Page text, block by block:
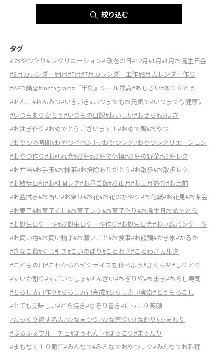
絞り込む
タグ
# おやつ作り# レクリエーション# 敬老の日#12月#1月#1月お誕生日会
#3月カレンダー#4月#7月#7月カレンダー工作#9月カレンダー作り
#AED講習#Instagram#『半額』シール最高#あじさい#ありがとう
#あんこ#あんみつ#いきいき#いつまでもお元気で#いつまでも健康に
#いつもありがとう#いつもの日課#おいしい#おせち#おはぎ
#おはぎ作り#おめでとうございます！ #おめで鯛#おやつ
#おやつの時間#おやつイベント#おやつレク#おやつレクリエーション
#おやつ作り#お別れ会#お庭#お庭で体操#お庭の野菜#お庭レク
#お弁当#お手玉#お抹茶#お掃除ありがとう#お散歩#お散歩レク
#お散歩日和#お料理レク#お昼ご飯#お正月#お正月遊び#お点前
#お盆拭き#お祝い#お祭り#お花#お花の水やり#お花紙#お花見#お茶会
#お菓子#お菓子くじ#お菓子レク#お菓子作り#お誕生日おめでとう
#お誕生日ケーキ#お誕生日ケーキ作り#お誕生日会#お豆腐パンケーキ
#お買い物#お買い物♪#お願いごと#お食事#お饅頭#かき氷#かるた
#きなこ飴#くじ引き#こいのぼり#ことわざ#ことわざカルタ
#こどもの日#これからハヤシライスを食べよう#さくら🌸#しりとり
#すいか割り#すごいでしょ#ぜんざい#ちぎり絵#ちまき#ちらし寿司
#ちらし寿司作り#ちらし寿司完成#ちらし寿司実食#とうもろこし
#とても美味しい#どら焼き#なぞり書き#にっこり笑顔
#ひっくり返す名人#ひなまつり#ひな祭り#ひな飾り#ひまわり
#ふるふるフルーチェ#ほうれん草#ほっこり#まったり
#まもなく１０周年#みんなで#みんなでおやつレク#みんなでお料理